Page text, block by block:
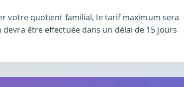
votre quotient familial, le tarif maximum sera
être effectuée dans un délai de 15 jours